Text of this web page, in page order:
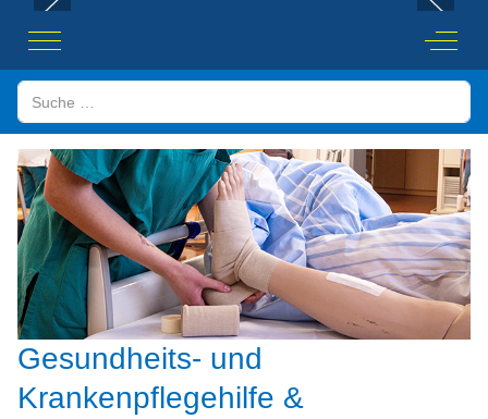
Mobile Menu Toggle Off-
Suchen
Gesundheits- und
Krankenpflegehilfe &